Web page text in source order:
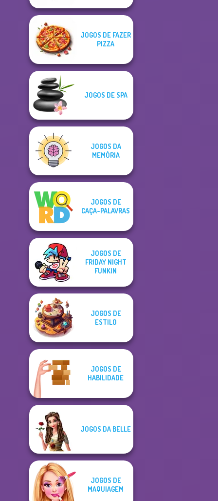
JOGOS DE FAZER
PIZZA
JOGOS DE SPA
JOGOS DA
MEMÓRIA
JOGOS DE
CAÇA-PALAVRAS
JOGOS DE
FRIDAY NIGHT
FUNKIN
JOGOS DE
ESTILO
JOGOS DE
HABILIDADE
JOGOS DA BELLE
JOGOS DE
MAQUIAGEM